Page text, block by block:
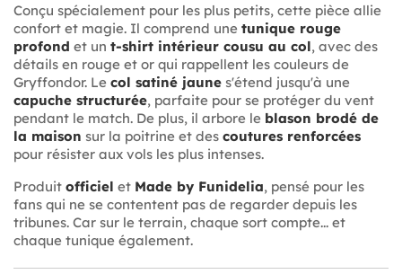
Conçu spécialement pour les plus petits, cette pièce allie
confort et magie. Il comprend une tunique rouge
profond et un t-shirt intérieur cousu au col, avec des
détails en rouge et or qui rappellent les couleurs de
Gryffondor. Le col satiné jaune s'étend jusqu'à une
capuche structurée, parfaite pour se protéger du vent
pendant le match. De plus, il arbore le blason brodé de
la maison sur la poitrine et des coutures renforcées
pour résister aux vols les plus intenses.
Produit officiel et Made by Funidelia, pensé pour les
fans qui ne se contentent pas de regarder depuis les
tribunes. Car sur le terrain, chaque sort compte... et
chaque tunique également.